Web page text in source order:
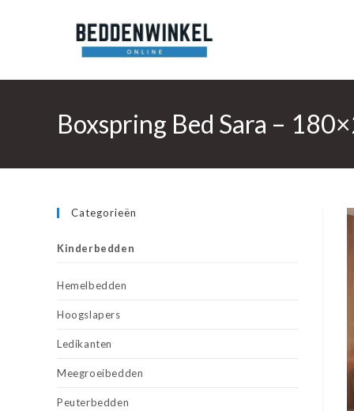
Boxspring Bed Sara –
Categorieën
Kinderbedden
Hemelbedden
Hoogslapers
Ledikanten
Meegroeibedden
Peuterbedden